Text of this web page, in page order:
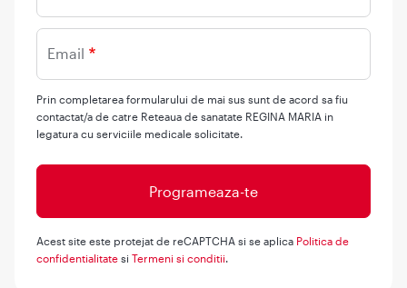
Email
Prin completarea formularului de mai sus sunt de acord sa fiu
contactat/a de catre Reteaua de sanatate REGINA MARIA in
legatura cu serviciile medicale solicitate.
Acest site este protejat de reCAPTCHA si se aplica Politica de
confidentialitate si Termeni si conditii.